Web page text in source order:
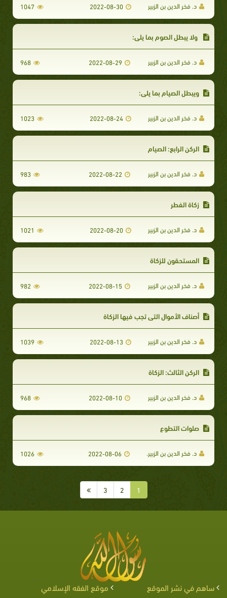
د. فخر الدين بن الزبير 2022-08-30
1047
​ ولا يبطل الصوم بما يلي:
د. فخر الدين بن الزبير 2022-08-29
968
ويبطل الصيام بما يلي:
د. فخر الدين بن الزبير 2022-08-24
1023
الركن الرابع: الصيام
د. فخر الدين بن الزبير 2022-08-22
983
زكاة الفطر
د. فخر الدين بن الزبير 2022-08-20
1021
المستحقون للزكاة
د. فخر الدين بن الزبير 2022-08-15
982
أصناف الأموال التي تجب فيها الزكاة
د. فخر الدين بن الزبير 2022-08-13
1039
الركن الثالث: الزكاة
د. فخر الدين بن الزبير 2022-08-10
968
صلوات التطوع
د. فخر الدين بن الزبير. 2022-08-06
1026
1
2
3
ساهم في نشر الموقع
موقع الفقه الإسلامي